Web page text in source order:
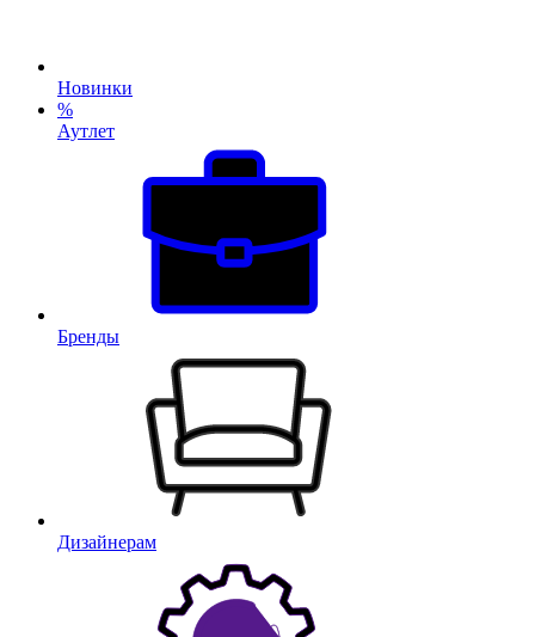
Новинки
%
Аутлет
Бренды
Дизайнерам